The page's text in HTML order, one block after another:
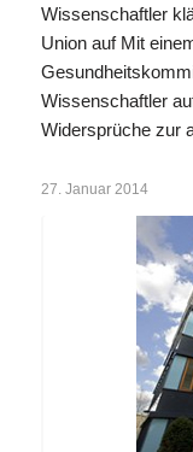
Wissenschaftler
Union auf Mit
Wissenschaftler
Widersprüche zur
27. Januar 2014